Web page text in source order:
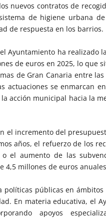
nuevos contratos de
de higiene urbana
de respuesta en los barrios.
Ayuntamiento ha realizado
de euros en 2025, lo que
de Gran Canaria entre
actuaciones se enmarcan
acción municipal hacia la
el incremento del
años, el refuerzo de los
el aumento de las
4,5 millones de euros
políticas públicas en
En materia educativa, el
apoyos